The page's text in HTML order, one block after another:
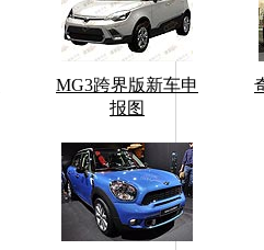
MG3跨界版新车申
报图